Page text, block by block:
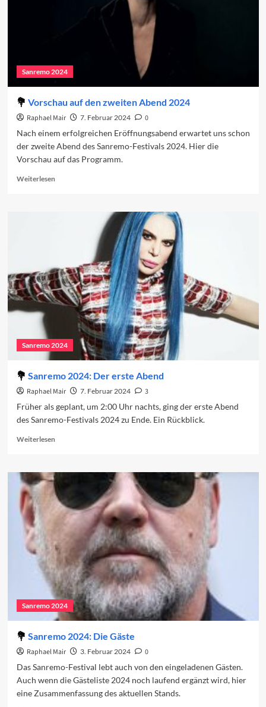
Sanremo 2024
Vorschau auf den zweiten Abend 2024
Raphael Mair 7. Februar 2024
0
Nach einem erfolgreichen Eröffnungsabend erwartet uns schon
der zweite Abend des Sanremo-Festivals 2024. Hier die
Vorschau auf das Programm.
WeiterlesenRead
2024
Sanremo 2024
Sanremo 2024: Der erste Abend
Raphael Mair 7. Februar 2024
3
Früher als geplant, um 2:00 Uhr nachts, ging der erste Abend
des Sanremo-Festivals 2024 zu Ende. Ein Rückblick.
WeiterlesenRead
Sanremo
2024:
Der
erste
Abend
Sanremo 2024
Sanremo 2024: Die Gäste
Raphael Mair 3. Februar 2024
0
Das Sanremo-Festival lebt auch von den eingeladenen Gästen.
Auch wenn die Gästeliste 2024 noch laufend ergänzt wird, hier
eine Zusammenfassung des aktuellen Stands.